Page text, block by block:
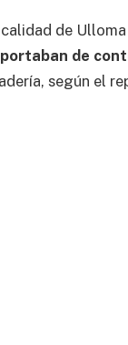
de Ulloma
de
según el